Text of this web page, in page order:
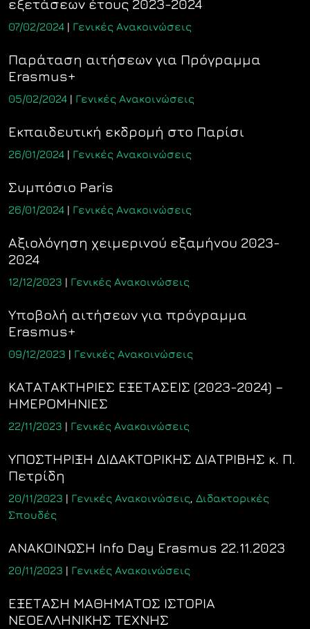
εξετάσεων έτους 2023-2024
07/02/2024 | Γενικές Ανακοινώσεις
Παράταση αιτήσεων για Πρόγραμμα
Erasmus+
05/02/2024 | Γενικές Ανακοινώσεις
Εκπαιδευτική εκδρομή στο Παρίσι
26/01/2024 | Γενικές Ανακοινώσεις
Συμπόσιο Paris
26/01/2024 | Γενικές Ανακοινώσεις
Αξιολόγηση χειμερινού εξαμήνου 2023-
2024
12/12/2023 | Γενικές Ανακοινώσεις
Υποβολή αιτήσεων για πρόγραμμα
Erasmus+
09/12/2023 | Γενικές Ανακοινώσεις
ΚΑΤΑΤΑΚΤΗΡΙΕΣ ΕΞΕΤΑΣΕΙΣ (2023-2024) –
ΗΜΕΡΟΜΗΝΙΕΣ
22/11/2023 | Γενικές Ανακοινώσεις
ΥΠΟΣΤΗΡΙΞΗ ΔΙΔΑΚΤΟΡΙΚΗΣ ΔΙΑΤΡΙΒΗΣ κ. Π.
Πετρίδη
20/11/2023 | Γενικές Ανακοινώσεις, Διδακτορικές
Σπουδές
ΑΝΑΚΟΙΝΩΣΗ Info Day Erasmus 22.11.2023
20/11/2023 | Γενικές Ανακοινώσεις
ΕΞΕΤΑΣΗ ΜΑΘΗΜΑΤΟΣ ΙΣΤΟΡΙΑ
ΝΕΟΕΛΛΗΝΙΚΗΣ ΤΕΧΝΗΣ